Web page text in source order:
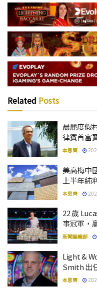
Related Posts
晨麗度假
律賓首富
本思齊
美高梅中
上半年純
本思齊
22 歲
事冠軍，
新聞編輯部
Light &
Smith 出
本思齊